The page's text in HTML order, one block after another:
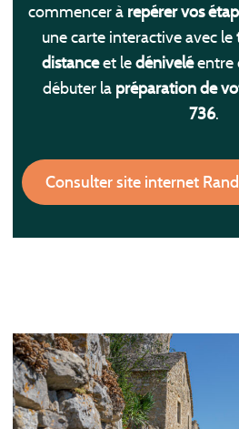
commencer à repérer vos
une carte interactive avec le
distanceet ledéniveléentre
débuter la préparation de
736.
Consulter site internet